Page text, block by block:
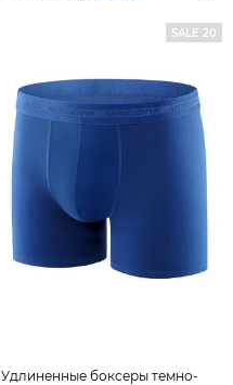
SALE 20
Удлиненные боксеры темно-